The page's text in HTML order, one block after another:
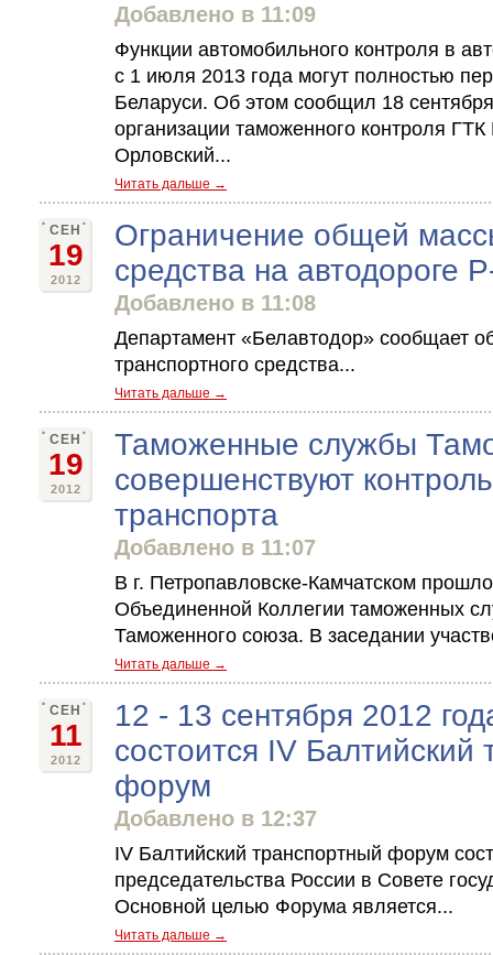
Добавлено в 11:09
Функции автомобильного контроля в
с 1 июля 2013 года могут полностью
Беларуси. Об этом сообщил 18
организации таможенного контроля
Орловский...
Читать дальше →
СЕН
19
2012
Ограничение общей
средства на автодороге
Добавлено в 11:08
Департамент «Белавтодор» сообщает
транспортного средства...
Читать дальше →
СЕН
19
2012
Таможенные службы
совершенствуют
транспорта
Добавлено в 11:07
В г. Петропавловске-Камчатском
Объединенной Коллегии таможенных
Таможенного союза. В заседании
Читать дальше →
СЕН
11
2012
12 - 13 сентября 2012
состоится IV Балтийский
форум
Добавлено в 12:37
IV Балтийский транспортный форум
председательства России в Совете
Основной целью Форума является...
Читать дальше →